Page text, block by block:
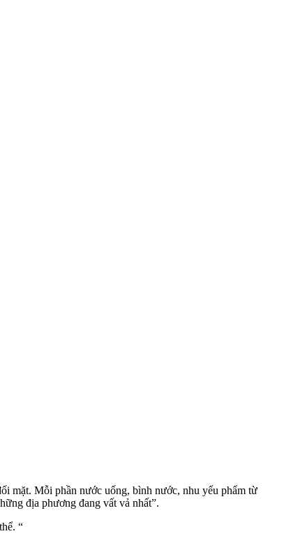
mặt. Mỗi phần nước uống, bình nước, nhu yếu phẩm từ
địa phương đang vất vả nhất”.
“